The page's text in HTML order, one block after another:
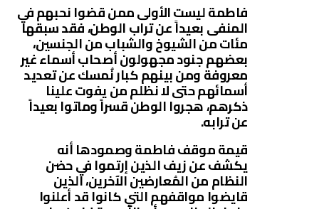
فاطمة ليست الأولى ممن قضوا نحبهم في
المنفى بعيداً عن تراب الوطن، فقد سبقها
مئات من الشيوخ والشباب من الجنسين،
بعضهم جنود مجهولون أصحاب أسماء غير
معروفة ومن بينهم كبار نُمسك عن تعديد
أسمائهم حتى لا نظلم من يفوت علينا
ذكرهم، هجروا الوطن قسراً وماتوا بعيداً
عن ترابه.
قيمة موقف فاطمة وصمودها أنه
يكشف عن زيف الذين إرتموا في حضن
النظام من المُعارضين الآخرين، الذين
قايضوا مواقفهم التي كانوا قد أعلنوا